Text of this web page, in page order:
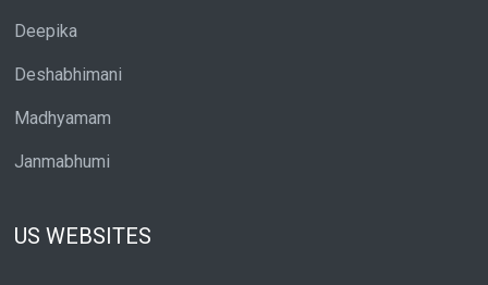
Deepika
Deshabhimani
Madhyamam
Janmabhumi
US WEBSITES